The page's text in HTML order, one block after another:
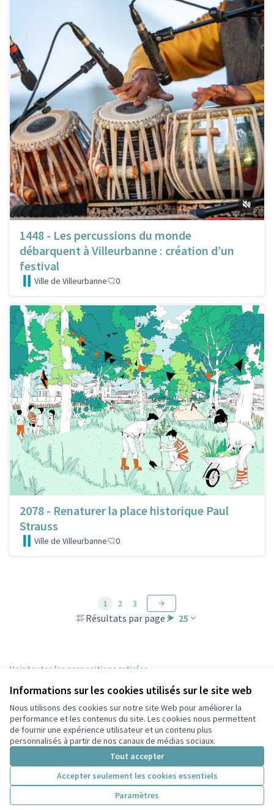
Informations sur les cookies utilisés sur le site web
Nous utilisons des cookies sur notre site Web pour améliorer la
performance et les contenus du site. Les cookies nous permettent
de fournir une expérience utilisateur et un contenu plus
personnalisés à partir de nos canaux de médias sociaux.
Tout accepter
Accepter seulement les cookies essentiels
Paramètres
1448 - Les percussions du monde
débarquent à Villeurbanne : création d’un
festival
Ville de Villeurbanne 0
2078 - Renaturer la place historique Paul
Strauss
Ville de Villeurbanne 0
Résultats par page : 25
1 2 3
Voir toutes les propositions retirées
Conditions d'utilisation
Paramètres des cookies
Participez Villeurbanne sur X
(Lien externe)
Participez Villeurbanne sur Facebook
Participez Villeurbanne sur Instagram
Participez Villeurbanne sur YouTube
(Lien externe)
Site réalisé grâce aulogiciel libre Decidim .
Licence
(Lien